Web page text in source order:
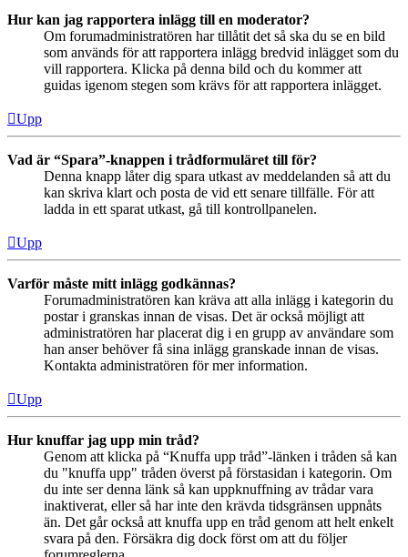
Hur kan jag rapportera inlägg till en moderator?
Om forumadministratören har tillåtit det så ska du se en bild
som används för att rapportera inlägg bredvid inlägget som du
vill rapportera. Klicka på denna bild och du kommer att
guidas igenom stegen som krävs för att rapportera inlägget.
Upp
Vad är “Spara”-knappen i trådformuläret till för?
Denna knapp låter dig spara utkast av meddelanden så att du
kan skriva klart och posta de vid ett senare tillfälle. För att
ladda in ett sparat utkast, gå till kontrollpanelen.
Upp
Varför måste mitt inlägg godkännas?
Forumadministratören kan kräva att alla inlägg i kategorin du
postar i granskas innan de visas. Det är också möjligt att
administratören har placerat dig i en grupp av användare som
han anser behöver få sina inlägg granskade innan de visas.
Kontakta administratören för mer information.
Upp
Hur knuffar jag upp min tråd?
Genom att klicka på “Knuffa upp tråd”-länken i tråden så kan
du "knuffa upp" tråden överst på förstasidan i kategorin. Om
du inte ser denna länk så kan uppknuffning av trådar vara
inaktiverat, eller så har inte den krävda tidsgränsen uppnåts
än. Det går också att knuffa upp en tråd genom att helt enkelt
svara på den. Försäkra dig dock först om att du följer